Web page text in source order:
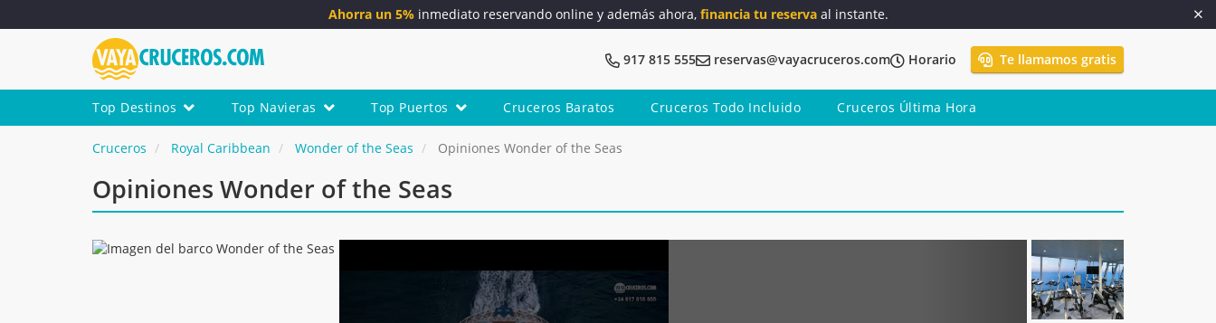
Ahorra un 5% inmediato reservando online y además ahora, financia tu reserva al instante.
917 815 555 reservas@vayacruceros.com Horario Te llamamos gratis
Top Destinos Top Navieras Top Puertos Cruceros Baratos Cruceros Todo Incluido Cruceros Última Hora
Cruceros Royal Caribbean Wonder of the Seas Opiniones Wonder of the Seas
Opiniones Wonder of the Seas